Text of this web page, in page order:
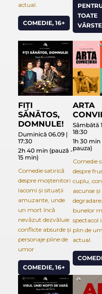
actual.
COMEDIE, 16+
TOATE
FIȚI
SĂNĂTOS,
DOMNULE!
Duminică 06.09 |
17:30
2h 40 min (pauză -
15 min)
Comedie satirică
despre moștenitori
lacomi și situații
amuzante, unde
un mort încă
nevăzut dezvăluie
conflicte absurde și
personaje pline de
umor
COMEDIE, 16+
ARTA
Sâmbătă
18:30
1h 30 min
pauza)
Comedie
despre
cuplu,
ascunse și
bunelor
spectacol
plin de
actual.